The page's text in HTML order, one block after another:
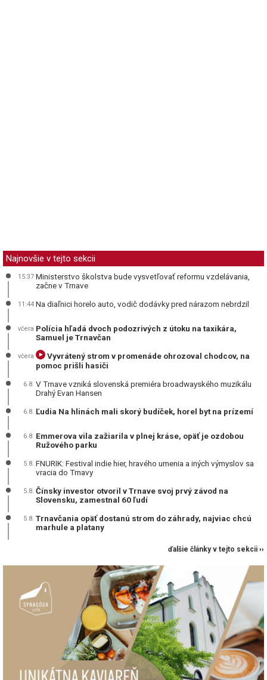
Najnovšie v tejto sekcii
15:37 Ministerstvo školstva bude vysvetľovať reformu vzdelávania,
začne v Trnave
11:44 Na diaľnici horelo auto, vodič dodávky pred nárazom nebrdzil
včera Polícia hľadá dvoch podozrivých z útoku na taxikára,
Samuel je Trnavčan
včera
Vyvrátený strom v promenáde ohrozoval chodcov, na
pomoc prišli hasiči
6.8. V Trnave vzniká slovenská premiéra broadwayského muzikálu
Drahý Evan Hansen
6.8. Ľudia Na hlinách mali skorý budíček, horel byt na prízemí
6.8. Emmerova vila zažiarila v plnej kráse, opäť je ozdobou
Ružového parku
5.8. FNURIK: Festival indie hier, hravého umenia a iných výmyslov sa
vracia do Trnavy
5.8. Čínsky investor otvoril v Trnave svoj prvý závod na
Slovensku, zamestnal 60 ľudí
5.8. Trnavčania opäť dostanú strom do záhrady, najviac chcú
marhule a platany
ďalšie články v tejto sekcii ››